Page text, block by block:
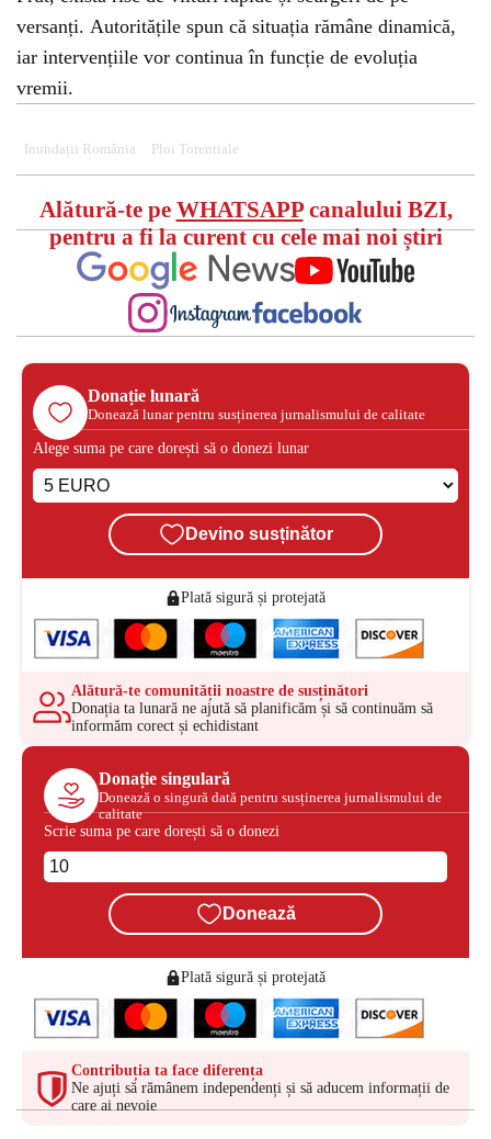
versanți. Autoritățile spun că situația rămâne dinamică,
iar intervențiile vor continua în funcție de evoluția
vremii.
Inundații România Ploi Torentiale
Alătură-te pe WHATSAPPcanalului BZI,
pentru a fi la curent cu cele mai noi știri
Donație lunară
Donează lunar pentru susținerea jurnalismului de calitate
Alege suma pe care dorești să o donezi lunar
Devino susținător
Plată sigură și protejată
Alătură-te comunității noastre de susținători
Donația ta lunară ne ajută să planificăm și să continuăm să
informăm corect și echidistant
Donație singulară
Donează o singură dată pentru susținerea jurnalismului de
calitate
Scrie suma pe care dorești să o donezi
Donează
Plată sigură și protejată
Contribuția ta face diferența
Ne ajuți să rămânem independenți și să aducem informații de
care ai nevoie